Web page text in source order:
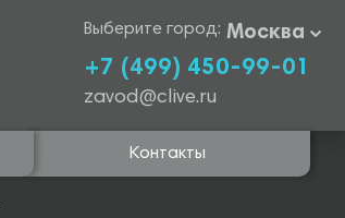
Выберите город: Москва
+7 (499) 450-99-01
zavod@clive.ru
Контакты